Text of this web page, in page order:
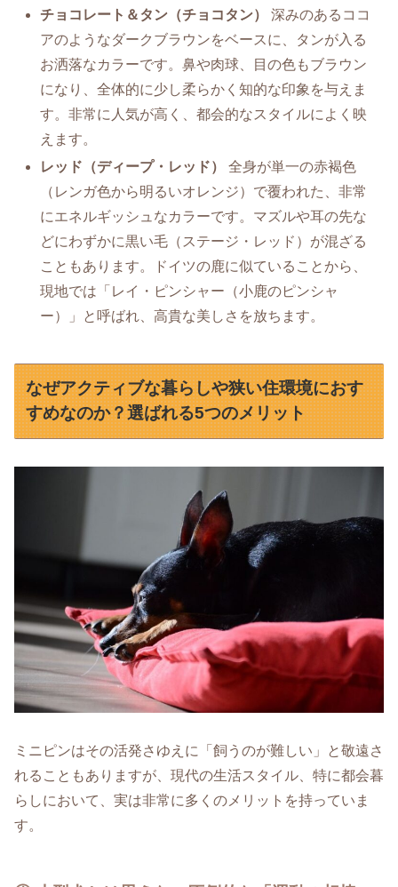
チョコレート＆タン（チョコタン）
深みのあるココ
アのようなダークブラウンをベースに、タンが入る
お洒落なカラーです。鼻や肉球、目の色もブラウン
になり、全体的に少し柔らかく知的な印象を与えま
す。非常に人気が高く、都会的なスタイルによく映
えます。
レッド（ディープ・レッド）
全身が単一の赤褐色
（レンガ色から明るいオレンジ）で覆われた、非常
にエネルギッシュなカラーです。マズルや耳の先な
どにわずかに黒い毛（ステージ・レッド）が混ざる
こともあります。ドイツの鹿に似ていることから、
現地では「レイ・ピンシャー（小鹿のピンシャ
ー）」と呼ばれ、高貴な美しさを放ちます。
なぜアクティブな暮らしや狭い住環境におす
すめなのか？選ばれる5つのメリット
ミニピンはその活発さゆえに「飼うのが難しい」と敬遠さ
れることもありますが、現代の生活スタイル、特に都会暮
らしにおいて、実は非常に多くのメリットを持っていま
す。